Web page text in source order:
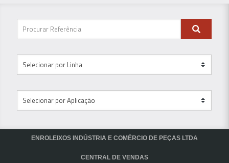
ENROLEIXOS INDÚSTRIA E COMÉRCIO DE PEÇAS LTDA
CENTRAL DE VENDAS